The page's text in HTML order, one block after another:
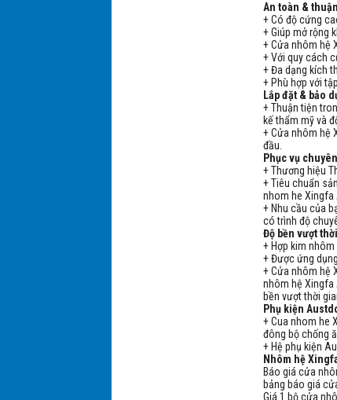
An toàn &
+ Có độ cứng
+ Giúp mở rộng
+ Cửa nhôm hệ
+ Với quy cách
+ Đa dạng kích
+ Phù hợp với
Lắp đặt & bảo
+ Thuận tiện
kế thẩm mỹ và
+ Cửa nhôm hệ
đầu.
Phục vụ
+ Thương hiệu
+ Tiêu chuẩn
nhom he
+ Nhu cầu của
có trình độ
Độ bền vượt
+ Hợp kim
+ Được ứng
+ Cửa nhôm hệ
nhôm hệ
bền vượt thời
Phụ kiện
+ Cua nhom he
đông bộ chống
+ Hệ phụ kiện
Nhôm hệ
Báo giá cửa
bảng báo giá
Giá 1 bộ cửa